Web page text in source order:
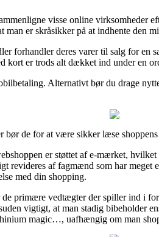
visse online virksomheder
er skråsikker på at indhente den
forhandler deres varer til salg for en
kort er trods alt dækket ind under en
Alternativt bør du drage
de for at være sikker læse
er støttet af e-mærket,
revideres af fagmænd som har
med din shopping.
primære vedtægter der spiller ind i
vigtigt, at man stadig bibeholder
magic…, uafhængig om man